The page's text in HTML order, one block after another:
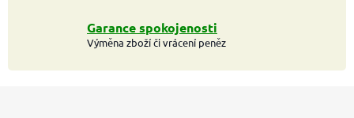
Garance spokojenosti
Výměna zboží či vrácení peněz